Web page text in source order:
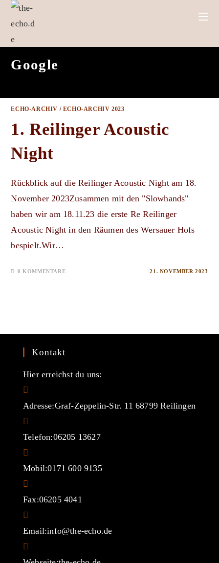
Zum
Google
ECHO-ARCHIV / ECHO-ARCHIV 2023
1. Reilinger Acoustic
Night
Rückblick auf die Reilinger Acoustic Night am 18.
November 2023Zusammen mit den "Slowhands"
haben wir am 18.11.23 die erste Re Reilinger
Acoustic Night in den Räumen des Wersauer Hofs
bespielt.Wir…
0 KOMMENTARE 21. NOVEMBER 2023
Kontakt
Hier erreichst du uns:
Adresse:Graf-Zeppelin-Str. 11 68799 Reilingen
Telefon:06205 13627
Mobil:0171 600 9135
Fax:06205 4041
Email:info@the-echo.de